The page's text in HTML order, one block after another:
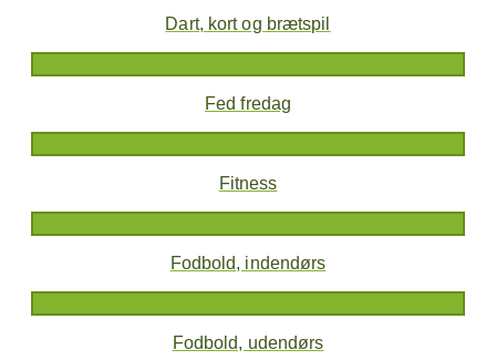
Dart, kort og brætspil
Fed fredag
Fitness
Fodbold, indendørs
Fodbold, udendørs